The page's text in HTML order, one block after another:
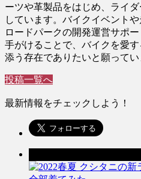
ーツや革製品をはじめ、ライ
しています。バイクイベント
ロードパークの開発運営サポ
手がけることで、バイクを愛
添う存在でありたいと願ってい
投稿一覧へ
最新情報をチェックしよう！